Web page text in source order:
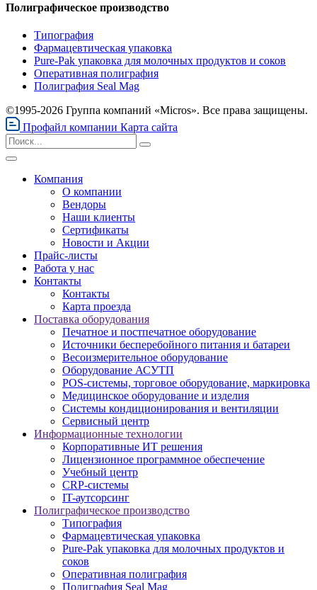
Полиграфическое производство
Типография
Фармацевтическая упаковка
Pure-Pak упаковка для молочных продуктов и соков
Оперативная полиграфия
Полиграфия Seal Mag
©1995-2026 Группа компаний «Micros». Все права защищены.
Профайл компании Карта сайта
Компания
О компании
Вендоры
Наши клиенты
Сертификаты
Новости и Акции
Прайс-листы
Работа у нас
Контакты
Контакты
Карта проезда
Поставка оборудования
Печатное и постпечатное оборудование
Источники бесперебойного питания и батареи
Весоизмерительное оборудование
Оборудование АСУТП
POS-системы, торговое оборудование, маркировка
Медицинское оборудование и изделия
Системы кондиционирования и вентиляции
Сервисный центр
Информационные технологии
Корпоративные ИТ решения
Лицензионное программное обеспечение
Учебный центр
CRP-системы
IT-аутсорсинг
Полиграфическое производство
Типография
Фармацевтическая упаковка
Pure-Pak упаковка для молочных продуктов и
соков
Оперативная полиграфия
Полиграфия Seal Mag